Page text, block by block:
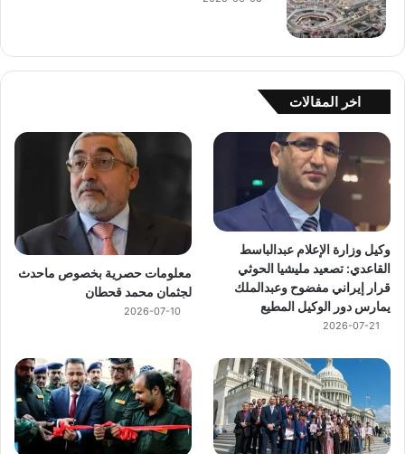
اخر المقالات
وكيل وزارة الإعلام عبدالباسط
القاعدي: تصعيد مليشيا الحوثي
قرار إيراني مفضوح وعبدالملك
يمارس دور الوكيل المطيع
2026-07-21
معلومات حصرية بخصوص ماحدث
لجثمان محمد قحطان
2026-07-10